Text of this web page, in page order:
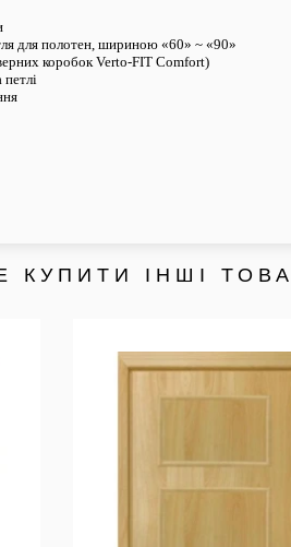
для полотен, шириною «60» ~ «90»
коробок Verto-FIT Comfort)
ІНШІ